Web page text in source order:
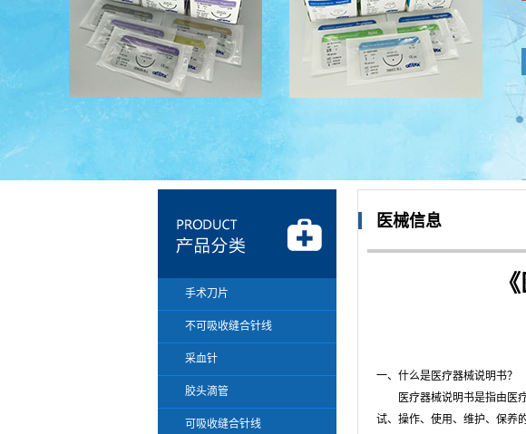
手术刀片
不可吸收缝合针线
采血针
胶头滴管
可吸收缝合针线
医械信息
一、什么是医疗器械说明书？
医疗器械说明书是指由医疗
试、操作、使用、维护、保养